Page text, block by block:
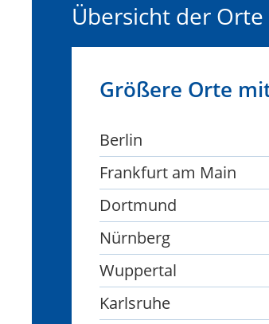
Übersicht der
Größere Orte
Berlin
Frankfurt am Main
Dortmund
Nürnberg
Wuppertal
Karlsruhe